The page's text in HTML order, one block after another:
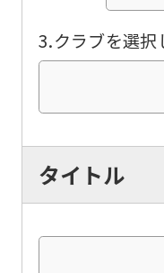
3.クラブを選択
タイトル